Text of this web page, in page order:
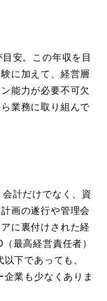
安。この年収を目
に加えて、経営層
能力が必要不可欠
業務に取り組んで
計だけでなく、資
画の遂行や管理会
に裏付けされた経
最高経営責任者）
下であっても、
業も少なくありま